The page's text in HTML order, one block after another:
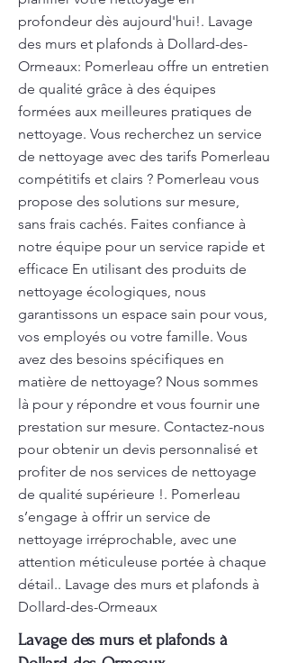
profondeur dès aujourd'hui!. Lavage
des murs et plafonds à Dollard-des-
Ormeaux: Pomerleau offre un entretien
de qualité grâce à des équipes
formées aux meilleures pratiques de
nettoyage. Vous recherchez un service
de nettoyage avec des tarifs Pomerleau
compétitifs et clairs ? Pomerleau vous
propose des solutions sur mesure,
sans frais cachés. Faites confiance à
notre équipe pour un service rapide et
efficace En utilisant des produits de
nettoyage écologiques, nous
garantissons un espace sain pour vous,
vos employés ou votre famille. Vous
avez des besoins spécifiques en
matière de nettoyage? Nous sommes
là pour y répondre et vous fournir une
prestation sur mesure. Contactez-nous
pour obtenir un devis personnalisé et
profiter de nos services de nettoyage
de qualité supérieure !. Pomerleau
s’engage à offrir un service de
nettoyage irréprochable, avec une
attention méticuleuse portée à chaque
détail.. Lavage des murs et plafonds à
Dollard-des-Ormeaux
Lavage des murs et plafonds à